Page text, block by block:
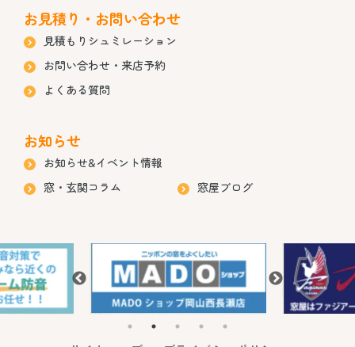
お見積り・お問い合わせ
見積もりシュミレーション
お問い合わせ・来店予約
よくある質問
お知らせ
お知らせ&イベント情報
窓・玄関コラム
窓屋ブログ